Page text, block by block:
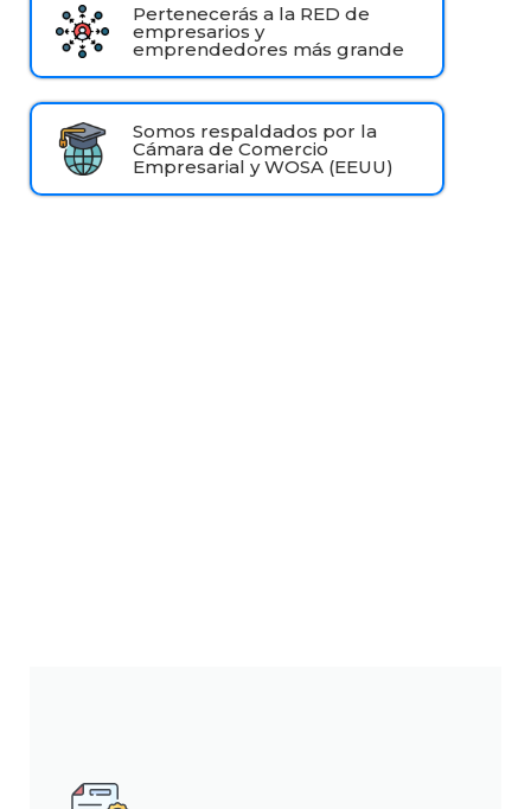
Pertenecerás a la RED de
empresarios y
emprendedores más grande
Somos respaldados por la
Cámara de Comercio
Empresarial y WOSA (EEUU)